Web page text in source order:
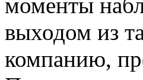
моменты
выходом из
компанию,